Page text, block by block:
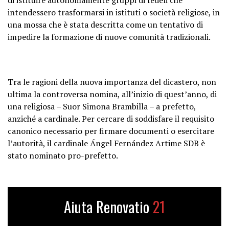
intendessero trasformarsi in istituti o società religiose, in
una mossa che è stata descritta come un tentativo di
impedire la formazione di nuove comunità tradizionali.
Tra le ragioni della nuova importanza del dicastero, non
ultima la controversa nomina, all’inizio di quest’anno, di
una religiosa – Suor Simona Brambilla – a prefetto,
anziché a cardinale. Per cercare di soddisfare il requisito
canonico necessario per firmare documenti o esercitare
l’autorità, il cardinale Ángel Fernández Artime SDB è
stato nominato pro-prefetto.
Aiuta Renovatio 21